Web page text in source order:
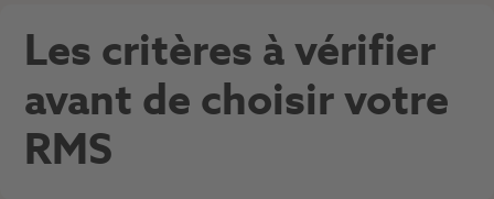
Les critères à vérifier
avant de choisir votre
RMS